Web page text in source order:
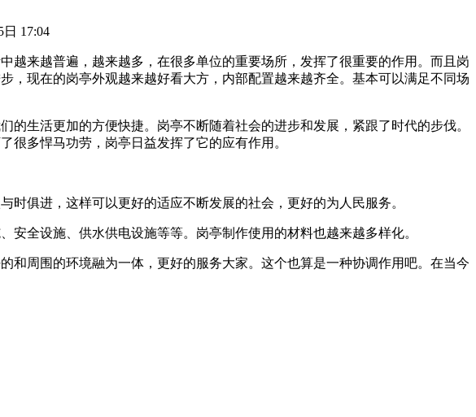
日 17:04
越来越普遍，越来越多，在很多单位的重要场所，发挥了很重要的作用。而且岗
，现在的岗亭外观越来越好看大方，内部配置越来越齐全。基本可以满足不同场
生活更加的方便快捷。岗亭不断随着社会的进步和发展，紧跟了时代的步伐。
很多悍马功劳，岗亭日益发挥了它的应有作用。
俱进，这样可以更好的适应不断发展的社会，更好的为人民服务。
全设施、供水供电设施等等。岗亭制作使用的材料也越来越多样化。
和周围的环境融为一体，更好的服务大家。这个也算是一种协调作用吧。在当今